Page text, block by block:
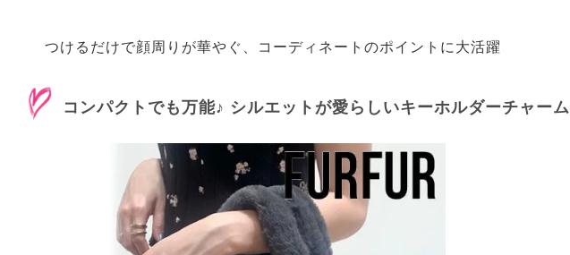
つけるだけで顔周りが華やぐ、コーディネートのポイントに大活躍
コンパクトでも万能♪ シルエットが愛らしいキーホルダーチャーム